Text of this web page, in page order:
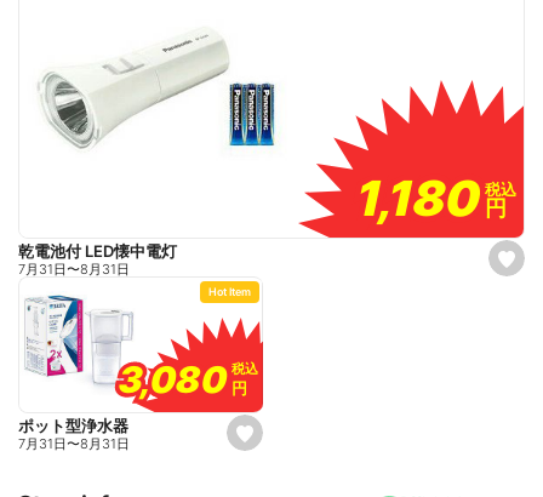
s
e
1,180
1,180税込
税込
円
円
乾電池付 LED懐中電灯
7月31日〜8月31日
s
e
Hot Item
3,080
3,080税込
税込
円
円
ポット型浄水器
7月31日〜8月31日